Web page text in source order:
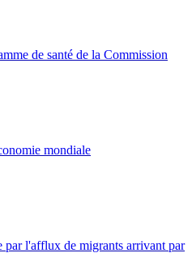
de santé de la Commission
mondiale
par l'afflux de migrants arrivant par